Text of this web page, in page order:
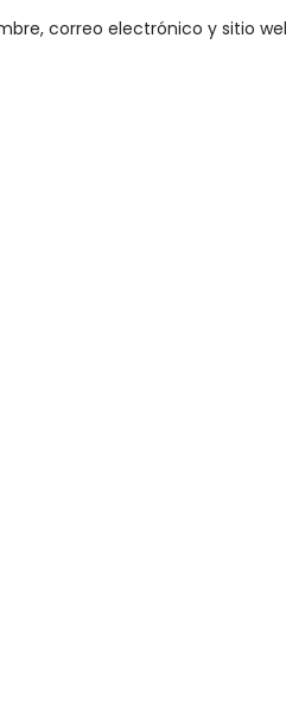
correo electrónico y sitio